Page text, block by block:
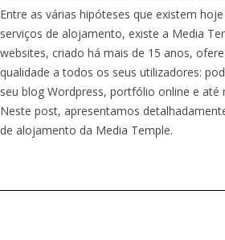
Entre as várias hipóteses que existem
serviços de alojamento, existe a Media
websites, criado há mais de 15 anos,
qualidade a todos os seus utilizadores:
seu blog Wordpress, portfólio online e até
Neste post, apresentamos
de alojamento da Media Temple.